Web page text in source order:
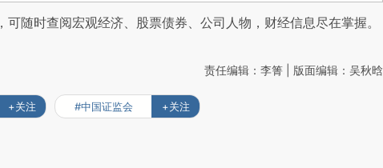
，可随时查阅宏观经济、股票债券、公司人物，财经信息尽在掌握。
责任编辑：李箐 | 版面编辑：吴秋晗
+关注 #中国证监会 +关注